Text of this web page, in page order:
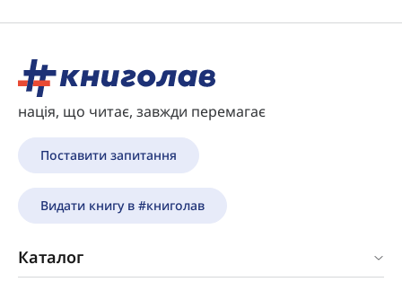
нація, що читає, завжди перемагає
Поставити запитання
Видати книгу в #книголав
Каталог